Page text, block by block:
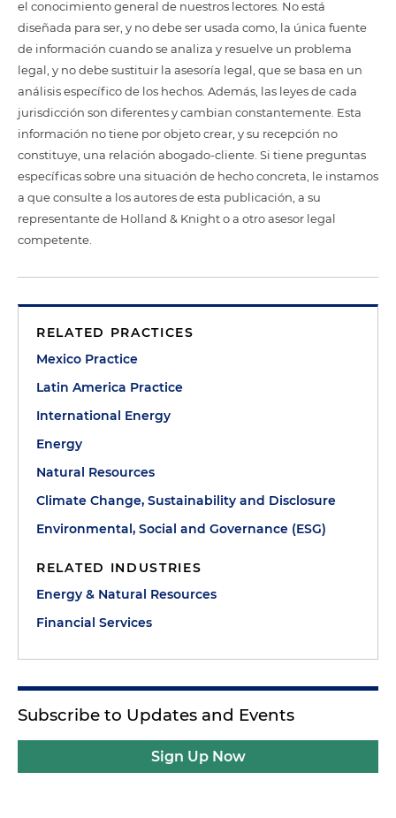
el conocimiento general de nuestros lectores. No está
diseñada para ser, y no debe ser usada como, la única fuente
de información cuando se analiza y resuelve un problema
legal, y no debe sustituir la asesoría legal, que se basa en un
análisis específico de los hechos. Además, las leyes de cada
jurisdicción son diferentes y cambian constantemente. Esta
información no tiene por objeto crear, y su recepción no
constituye, una relación abogado-cliente. Si tiene preguntas
específicas sobre una situación de hecho concreta, le instamos
a que consulte a los autores de esta publicación, a su
representante de Holland & Knight o a otro asesor legal
competente.
RELATED PRACTICES
Mexico Practice
Latin America Practice
International Energy
Energy
Natural Resources
Climate Change, Sustainability and Disclosure
Environmental, Social and Governance (ESG)
RELATED INDUSTRIES
Energy & Natural Resources
Financial Services
Subscribe to Updates and Events
Sign Up Now